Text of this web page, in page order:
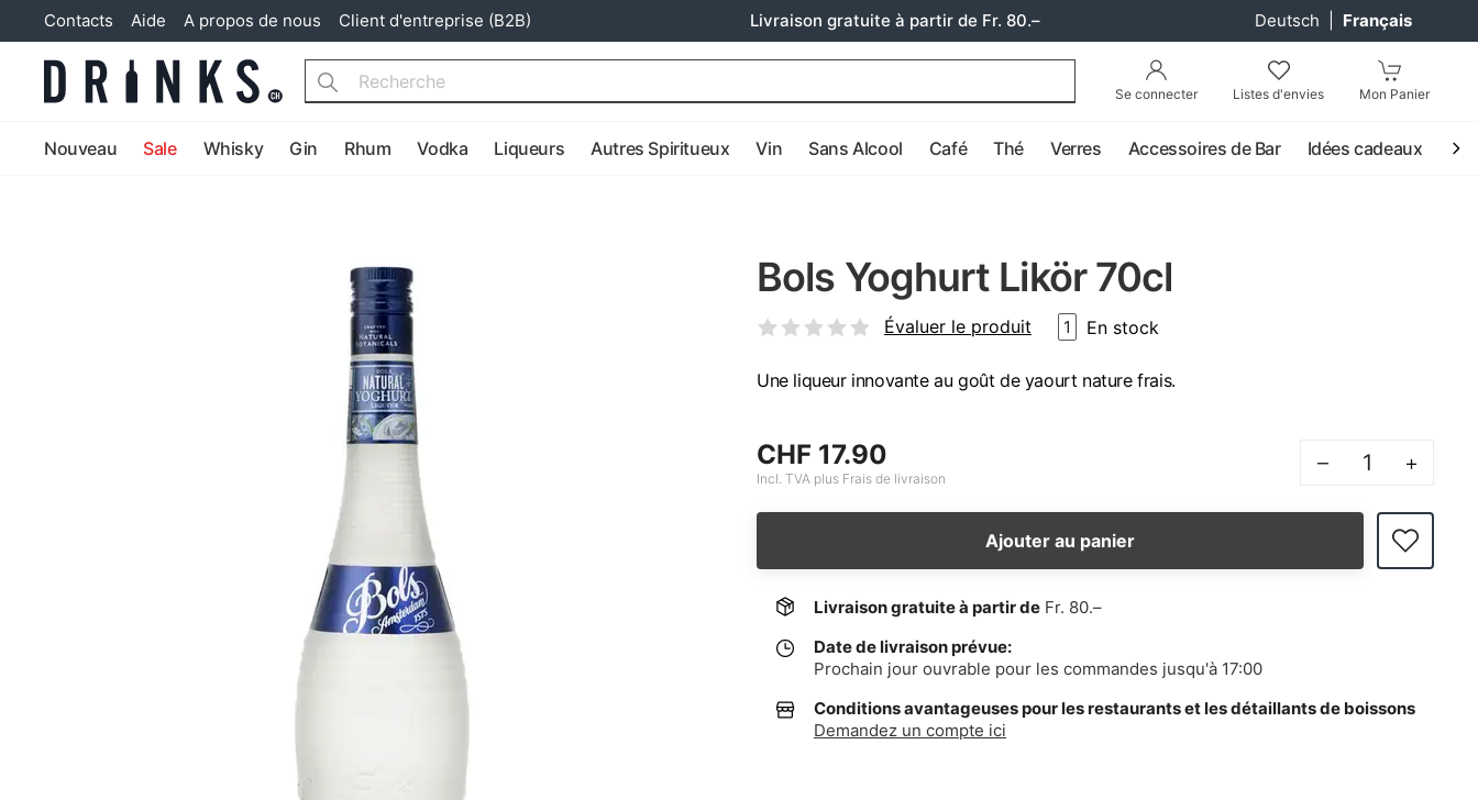
Contacts Aide A propos de nous Client d'entreprise (B2B) Livraison gratuite à partir de Fr. 80.– Deutsch Français
Se connecter Listes d'envies Mon Panier
Search
Nouveau Sale Whisky Gin Rhum Vodka Liqueurs Autres Spiritueux Vin Sans Alcool Café Thé Verres Accessoires de Bar Idées cadeaux
Bols Yoghurt Likör 70cl
Évaluer le produit 1 En stock
Une liqueur innovante au goût de yaourt nature frais.
CHF 17.90
Incl. TVA plus Frais de livraison
– +
Ajouter au panier
Livraison gratuite à partir de Fr. 80.–
Date de livraison prévue:
Prochain jour ouvrable pour les commandes jusqu'à 17:00
Conditions avantageuses pour les restaurants et les détaillants de boissons
Demandez un compte ici